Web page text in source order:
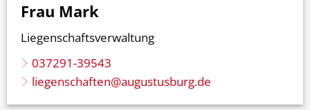
Frau Mark
Liegenschaftsverwaltung
037291-39543
liegenschaften@augustusburg.de